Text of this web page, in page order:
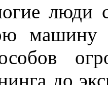
люди
машину
до